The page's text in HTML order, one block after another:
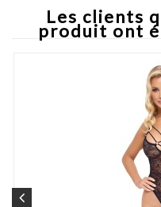
Les clients
produit ont